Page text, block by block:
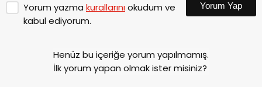
Yorum yazma kurallarınıokudum ve
kabul ediyorum.
Yorum Yap
Henüz bu içeriğe yorum yapılmamış.
İlk yorum yapan olmak ister misiniz?